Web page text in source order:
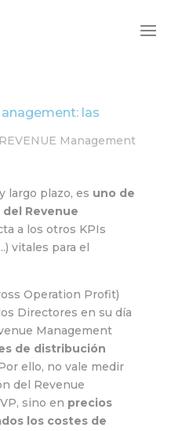
las
REVENUE Management
largo plazo, es uno de
Revenue
a los otros KPIs
vitales para el
Operation Profit)
Directores en su día
Management
de distribución
ello, no vale medir
del Revenue
sino en precios
los costes de